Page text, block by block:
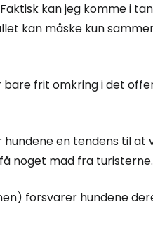
kan jeg komme i
kan måske kun
frit omkring i det
en tendens til
noget mad fra turisterne.
forsvarer hundene
Fortsæt med e-mail